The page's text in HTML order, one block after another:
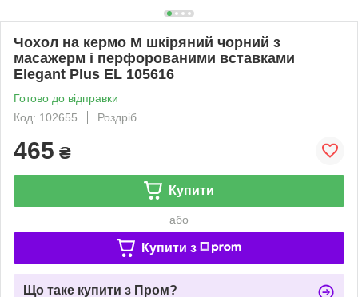
Чохол на кермо М шкіряний чорний з
масажерм і перфорованими вставками
Elegant Plus EL 105616
Готово до відправки
Код: 102655
Роздріб
465 ₴
Купити
або
Купити з
Що таке купити з Пром?